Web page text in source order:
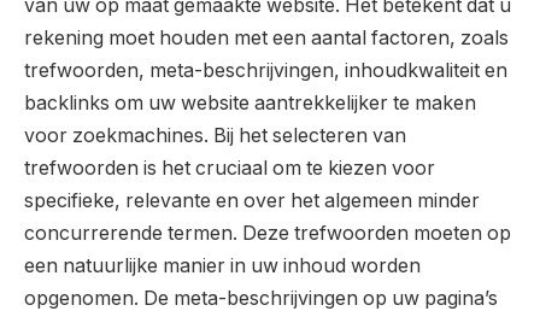
van uw op maat gemaakte website. Het betekent dat u
rekening moet houden met een aantal factoren, zoals
trefwoorden, meta-beschrijvingen, inhoudkwaliteit en
backlinks om uw website aantrekkelijker te maken
voor zoekmachines. Bij het selecteren van
trefwoorden is het cruciaal om te kiezen voor
specifieke, relevante en over het algemeen minder
concurrerende termen. Deze trefwoorden moeten op
een natuurlijke manier in uw inhoud worden
opgenomen. De meta-beschrijvingen op uw pagina’s